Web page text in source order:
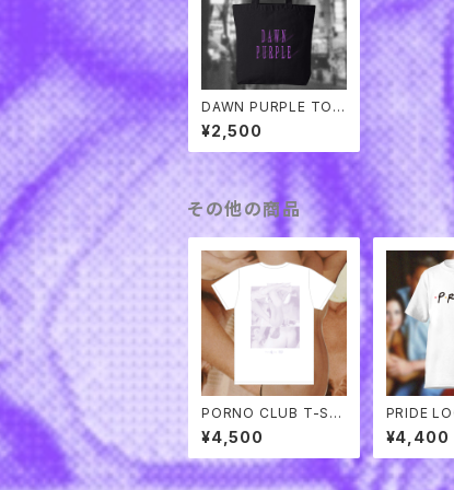
DAWN PURPLE TOT
E BAG
¥2,500
その他の商品
PORNO CLUB T-SHI
RTS
¥4,500
PRIDE
TS
¥4,400